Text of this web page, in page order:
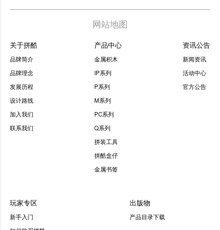
网站地图
关于拼酷
品牌简介
品牌理念
发展历程
设计路线
加入我们
联系我们
产品中心
金属积木
IP系列
P系列
M系列
PC系列
Q系列
拼装工具
拼酷盒仔
金属书签
资讯公告
新闻资讯
活动中心
官方公告
玩家专区
新手入门
出版物
产品目录下载